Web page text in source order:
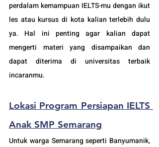
perdalam kemampuan IELTS-mu dengan ikut
les atau kursus di kota kalian terlebih dulu
ya. Hal ini penting agar kalian dapat
mengerti materi yang disampaikan dan
dapat diterima di universitas terbaik
incaranmu.
Lokasi Program Persiapan IELTS
Anak SMP Semarang
Untuk warga Semarang seperti Banyumanik,